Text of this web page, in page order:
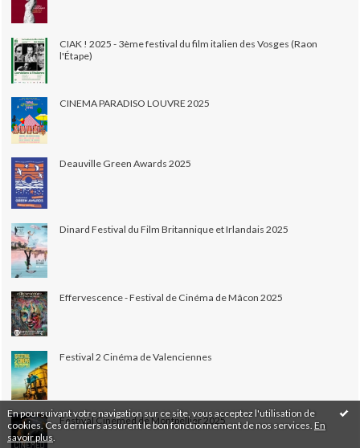
En poursuivant votre navigation sur ce site, vous acceptez l'utilisation de
cookies. Ces derniers assurent le bon fonctionnement de nos services. En
savoir plus
CIAK ! 2025 - 3ème festival du film italien des Vosges (Raon
l'Étape)
CINEMA PARADISO LOUVRE 2025
Deauville Green Awards 2025
Dinard Festival du Film Britannique et Irlandais 2025
Effervescence - Festival de Cinéma de Mâcon 2025
Festival 2 Cinéma de Valenciennes
Festival Cinemed de Montpellier 2025